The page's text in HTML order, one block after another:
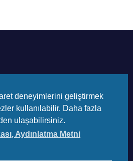
deneyimlerini geliştirmek
kullanılabilir. Daha fazla
ulaşabilirsiniz.
Aydınlatma Metni